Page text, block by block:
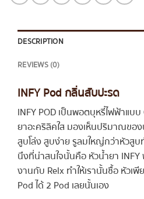
DESCRIPTION
REVIEWS (0)
INFY Pod กลิ่นสับปะรด
INFY POD เป็นพอตบุหรี่ไฟฟ้าแบ
ยาอะคริลิคใส มองเห็นปริมาณขอ
สูบโล่ง สูบง่าย รูลมใหญ่กว่าหัวสูบ
นึงที่น่าสนใจนั้นคือ หัวน้ำยา
งานกับ Relx ทำให้เรานั้นซื้อ หัวเ
Pod ได้ 2 Pod เลยนั้นเอง